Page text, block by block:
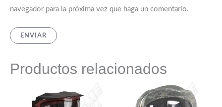
navegador para la próxima vez que haga un comentario.
Productos relacionados